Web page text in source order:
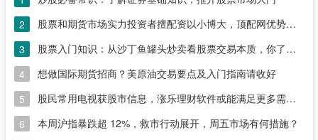
2
股票和期货市场实力投资者擅配资以小博大，顶配网优势尽显
3
股票入门知识：从沙丁鱼罐头炒卖看股票交易本质，你了解吗？
4
想做国际期货招商？美原油交易要点及入门指南请收好
5
股民常用电视获股市信息，涨乐理财软件或能满足更多需求？
6
本周沪指暴跌超 12%，救市行动展开，周五市场有何措施？